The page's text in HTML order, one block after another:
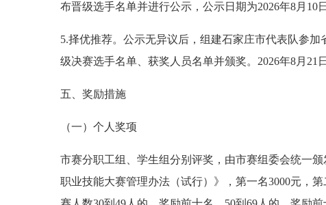
布晋级选手名单并进行公示，公示日期为2026年8月10
5.择优推荐。公示无异议后，组建石家庄市代表队参
级决赛选手名单、获奖人员名单并颁奖。2026年8月21
五、奖励措施
（一）个人奖项
市赛分职工组、学生组分别评奖，由市赛组委会统一
职业技能大赛管理办法（试行）》，第一名3000元，